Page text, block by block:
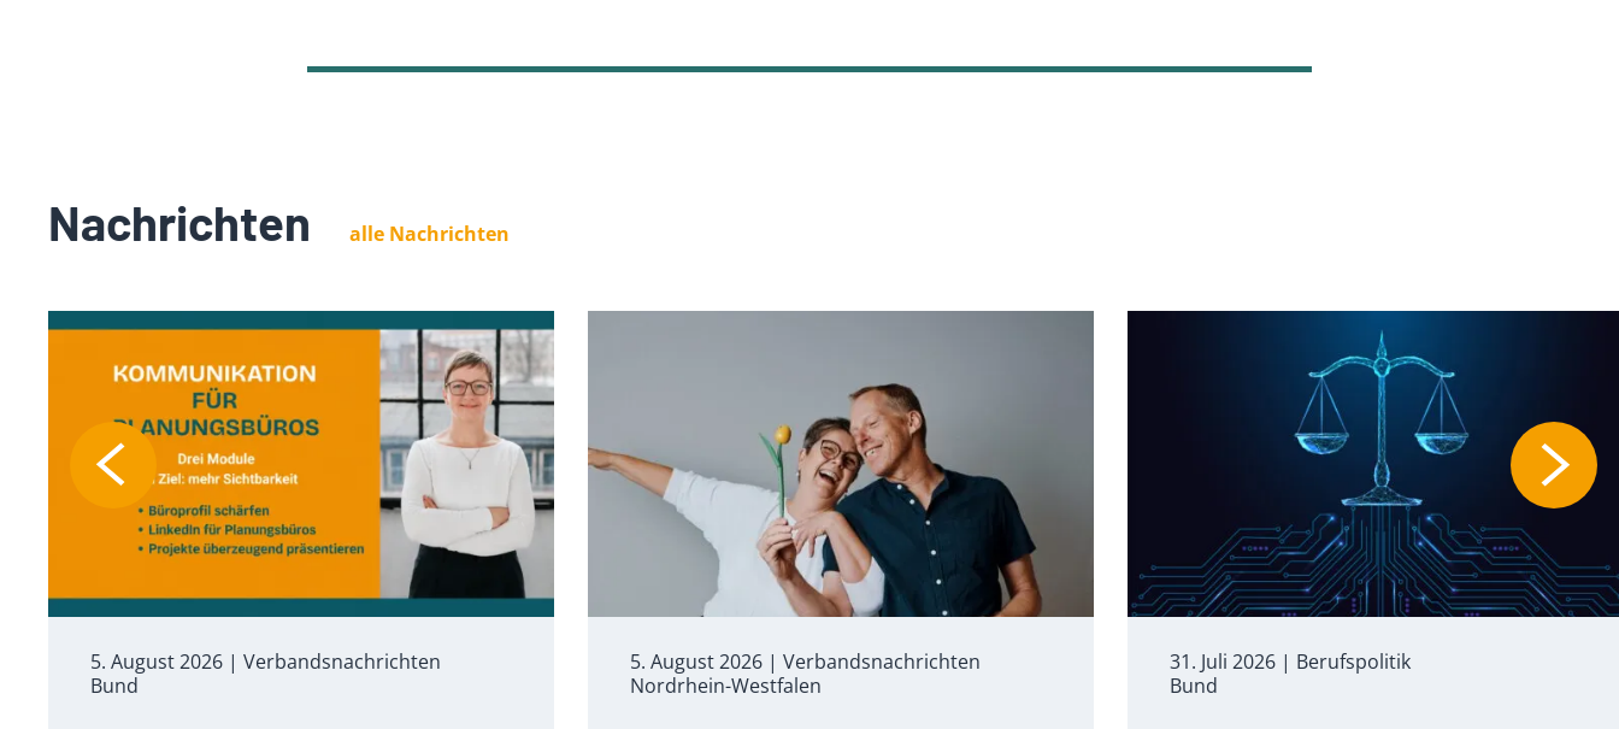
Nachrichten alle Nachrichten
5. August 2026 | Verbandsnachrichten
Bund
5. August 2026 | Verbandsnachrichten
Nordrhein-Westfalen
31. Juli 2026 | Berufspolitik
Bund